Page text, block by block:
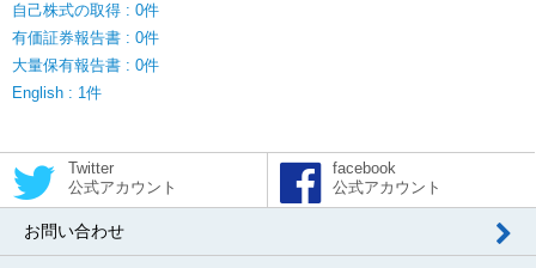
自己株式の取得 : 0件
有価証券報告書 : 0件
大量保有報告書 : 0件
English : 1件
Twitter
公式アカウント
facebook
公式アカウント
お問い合わせ